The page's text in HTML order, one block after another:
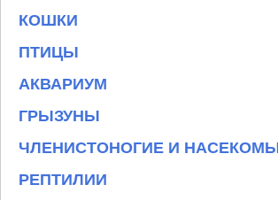
КОШКИ
ПТИЦЫ
АКВАРИУМ
ГРЫЗУНЫ
ЧЛЕНИСТОНОГИЕ И
РЕПТИЛИИ